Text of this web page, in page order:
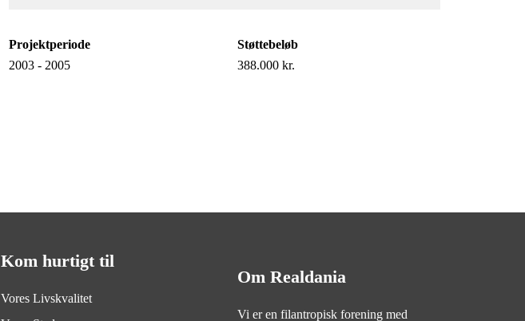
Projektperiode
2003 - 2005
Støttebeløb
388.000 kr.
Kom hurtigt til
Vores Livskvalitet
Om Realdania
Vi er en filantropisk forening med